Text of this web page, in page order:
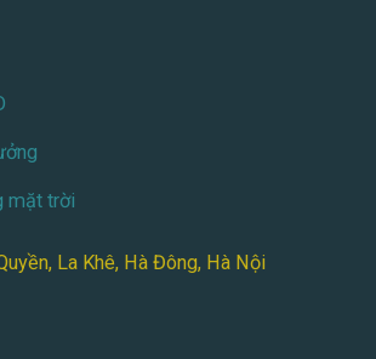
mặt trời
La Khê, Hà Đông, Hà Nội